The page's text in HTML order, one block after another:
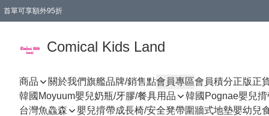
首單可享額外95折
Comical Kids Land
商品 關於我們旗艦品牌/銷售點會員專區會員積分正版正
韓國Moyuum嬰兒奶瓶/牙膠/餐具用品
韓國Pognae嬰兒揹
台灣魚鱻森
嬰兒揹帶成長椅/安全凳帶圍牆式地墊嬰幼兒